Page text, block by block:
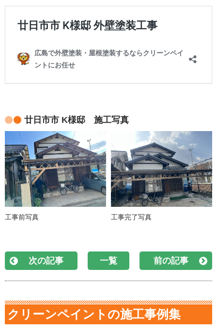
廿日市市 K様邸 施工写真
工事前写真 工事完了写真
次の記事 一覧 前の記事
クリーンペイントの施工事例集